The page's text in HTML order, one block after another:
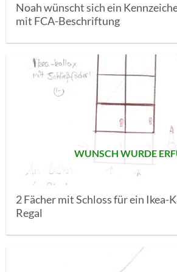
Noah wünscht sich ein
mit FCA-Beschriftung
WUNSCH WURDE
2 Fächer mit Schloss für ein Ikea-
Regal